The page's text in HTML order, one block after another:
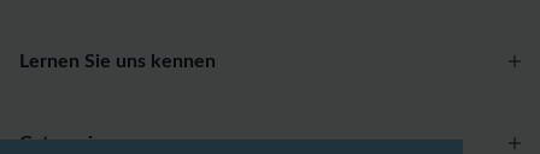
Lernen Sie uns kennen
Categories